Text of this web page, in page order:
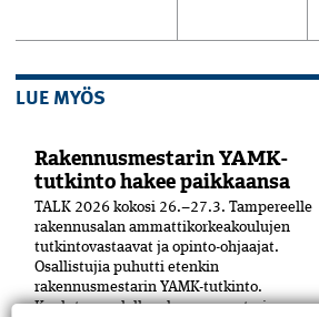
LUE MYÖS
Rakennusmestarin YAMK-
tutkinto hakee paikkaansa
TALK 2026 kokosi 26.–27.3. Tampereelle
rakennusalan ammattikorkeakoulujen
tutkintovastaavat ja opinto-ohjaajat.
Osallistujia puhutti etenkin
rakennusmestarin YAMK-tutkinto.
Koulutuspuolella rakennusmestarin